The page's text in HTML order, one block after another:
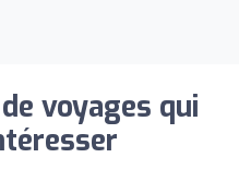
voyages qui